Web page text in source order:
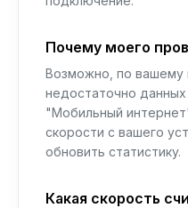
Почему моего
Возможно, по вашему
недостаточно данных
"Мобильный
скорости с вашего
обновить статистику.
Какая скорость